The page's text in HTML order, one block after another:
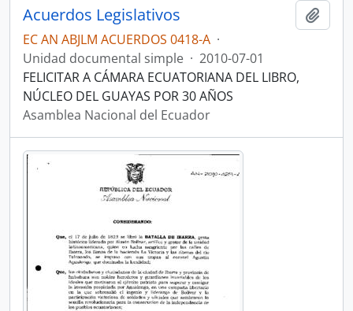
Acuerdos Legislativos
EC AN ABJLM ACUERDOS 0418-A ·
Unidad documental simple · 2010-07-01
FELICITAR A CÁMARA ECUATORIANA DEL LIBRO,
NÚCLEO DEL GUAYAS POR 30 AÑOS
Asamblea Nacional del Ecuador